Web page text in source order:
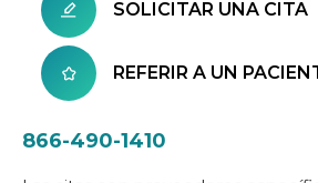
SOLICITAR UNA CITA
REFERIR A UN
866-490-1410